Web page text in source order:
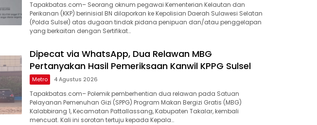
Tapakbatas.com– Seorang oknum pegawai Kementerian Kelautan dan
Perikanan (KKP) berinisial BN dilaporkan ke Kepolisian Daerah Sulawesi Selatan
(Polda Sulsel) atas dugaan tindak pidana penipuan dan/atau penggelapan
yang berkaitan dengan Sertifikat…
Dipecat via WhatsApp, Dua Relawan MBG
Pertanyakan Hasil Pemeriksaan Kanwil KPPG Sulsel
Metro 4 Agustus 2026
Tapakbatas.com– Polemik pemberhentian dua relawan pada Satuan
Pelayanan Pemenuhan Gizi (SPPG) Program Makan Bergizi Gratis (MBG)
Kalabbirang 1, Kecamatan Pattallassang, Kabupaten Takalar, kembali
mencuat. Kali ini sorotan tertuju kepada Kepala…